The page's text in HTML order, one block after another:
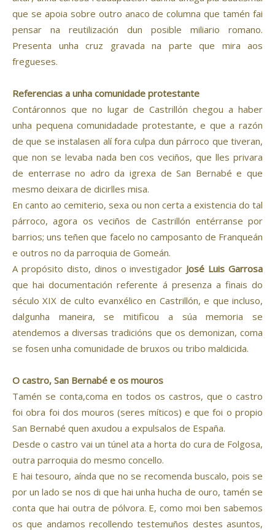
que se apoia sobre outro anaco de columna que tamén fai
pensar na reutilización dun posible miliario romano.
Presenta unha cruz gravada na parte que mira aos
fregueses.
Referencias a unha comunidade protestante
Contáronnos que no lugar de Castrillón chegou a haber
unha pequena comunidadade protestante, e que a razón
de que se instalasen alí fora culpa dun párroco que tiveran,
que non se levaba nada ben cos veciños, que lles privara
de enterrase no adro da igrexa de San Bernabé e que
mesmo deixara de dicirlles misa.
En canto ao cemiterio, sexa ou non certa a existencia do tal
párroco, agora os veciños de Castrillón entérranse por
barrios; uns teñen que facelo no camposanto de Franqueán
e outros no da parroquia de Gomeán.
A propósito disto, dinos o investigador José Luis Garrosa
que hai documentación referente á presenza a finais do
século XIX de culto evanxélico en Castrillón, e que incluso,
dalgunha maneira, se mitificou a súa memoria se
atendemos a diversas tradicións que os demonizan, coma
se fosen unha comunidade de bruxos ou tribo maldicida.
O castro, San Bernabé e os mouros
Tamén se conta,coma en todos os castros, que o castro
foi obra foi dos mouros (seres míticos) e que foi o propio
San Bernabé quen axudou a expulsalos de España.
Desde o castro vai un túnel ata a horta do cura de Folgosa,
outra parroquia do mesmo concello.
E hai tesouro, aínda que no se recomenda buscalo, pois se
por un lado se nos di que hai unha hucha de ouro, tamén se
conta que hai outra de pólvora. E, como moi ben sabemos
os que andamos recollendo testemuños destes asuntos,